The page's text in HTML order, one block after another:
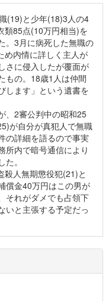
(19)と少年(18)3人の4
類85点(10万円相当)を
。3月に病死した無職の
め内情に詳しく主人が
さに侵入したが覆面が
もの。18歳1人は仲間
します」という遺書を
、2審公判中の昭和25
が自分が真犯人で無職
の詳細を語るので事実
所内で暗号通信により
。
人無期懲役犯(21)と
償金40万円はこの男が
それがダメでも占領下
いと主張する予定だっ